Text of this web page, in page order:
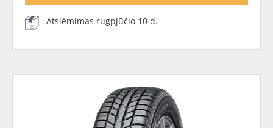
Atsiėmimas rugpjūčio 10 d.